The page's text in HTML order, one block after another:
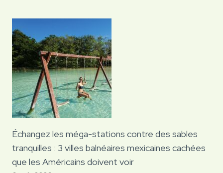
Échangez les méga-stations contre des sables
tranquilles : 3 villes balnéaires mexicaines cachées
que les Américains doivent voir